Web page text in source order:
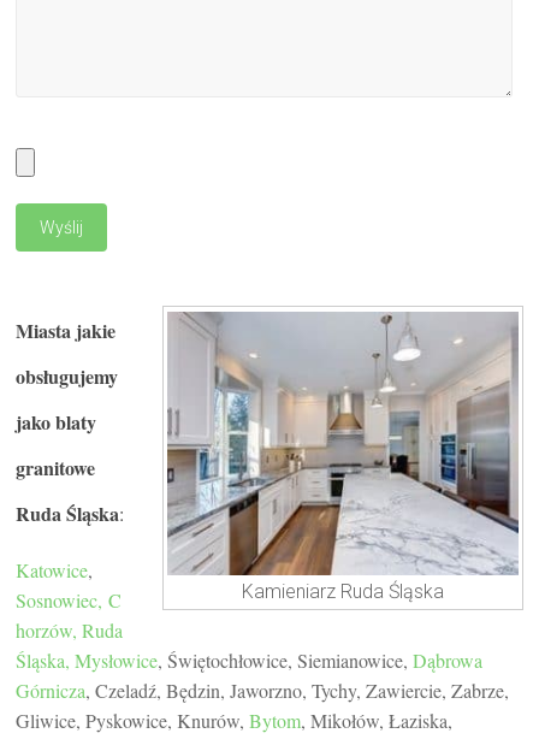
Kamieniarz Ruda Śląska
Miasta jakie
obsługujemy
jako blaty
granitowe
Ruda Śląska:
Katowice,
Sosnowiec, C
horzów, Ruda
Śląska, Mysłowice, Świętochłowice, Siemianowice,Dąbrowa
Górnicza, Czeladź, Będzin, Jaworzno, Tychy, Zawiercie, Zabrze,
Gliwice, Pyskowice, Knurów, Bytom, Mikołów, Łaziska,